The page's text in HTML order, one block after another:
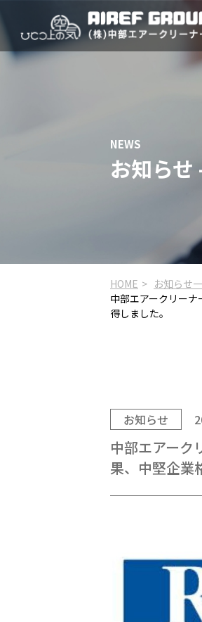
お知らせ
HOME
お知らせ
中部エアークリー
得しました。
お知らせ
中部エアーク
果、中堅企業